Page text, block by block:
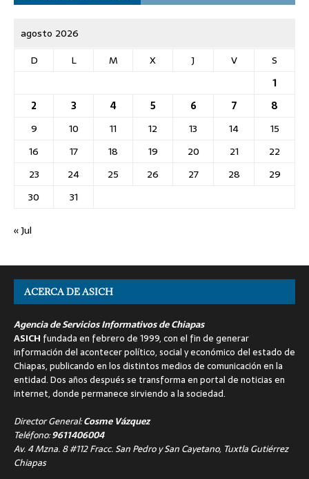
agosto 2026
D
L M X J V
S
1
2
3 4 5 6 7
8
9
10 11 12 13 14
15
16
17 18 19 20 21
22
23
24 25 26 27 28
29
30
31
« Jul
ACERCA DE ASICH
Agencia de Servicios Informativos de Chiapas
ASICH fundada en febrero de 1999, con el fin de generar
información del acontecer político, social y económico del estado de
Chiapas, publicando en los distintos medios de comunicación en la
entidad. Dos años después se transforma en portal de noticias en
internet, donde permanece sirviendo a la sociedad.
Director General:Cosme Vázquez
Teléfono:9611406004
Av. 4 Mzna. 8 #112 Fracc. San Pedro y San Cayetano, Tuxtla Gutiérrez
Chiapas